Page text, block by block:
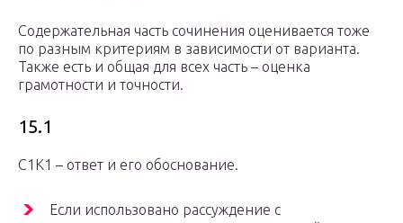
Содержательная часть сочинения оценивается тоже
по разным критериям в зависимости от варианта.
Также есть и общая для всех часть – оценка
грамотности и точности.
15.1
С1К1 – ответ и его обоснование.
Если использовано рассуждение с